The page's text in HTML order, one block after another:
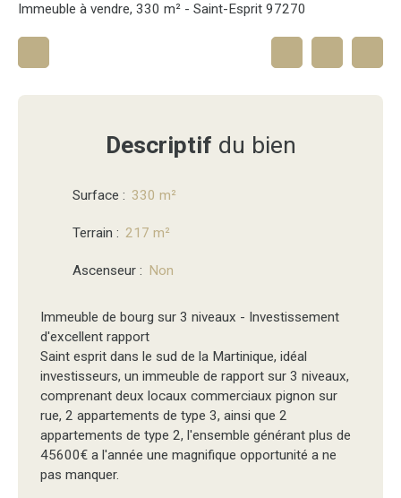
Immeuble à vendre, 330 m² - Saint-Esprit 97270
Descriptif du bien
Surface : 330 m²
Terrain : 217 m²
Ascenseur : Non
Immeuble de bourg sur 3 niveaux - Investissement
d'excellent rapport
Saint esprit dans le sud de la Martinique, idéal
investisseurs, un immeuble de rapport sur 3 niveaux,
comprenant deux locaux commerciaux pignon sur
rue, 2 appartements de type 3, ainsi que 2
appartements de type 2, l'ensemble générant plus de
45600€ a l'année une magnifique opportunité a ne
pas manquer.